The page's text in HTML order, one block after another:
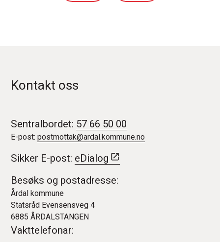
Kontakt oss
Sentralbordet: 57 66 50 00
E-post:postmottak@ardal.kommune.no
Sikker E-post: eDialog
Besøks og postadresse:
Årdal kommune
Statsråd Evensensveg 4
6885 ÅRDALSTANGEN
Vakttelefonar: